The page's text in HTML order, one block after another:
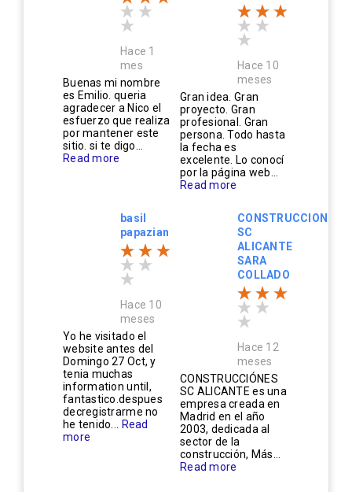
Hace 1
mes
Buenas mi nombre
es Emilio. queria
agradecer a Nico el
esfuerzo que realiza
por mantener este
sitio. si te digo...
Read more
Hace 10
meses
Gran idea. Gran
proyecto. Gran
profesional. Gran
persona. Todo hasta
la fecha es
excelente. Lo conocí
por la página web...
Read more
basil
papazian
Hace 10
meses
Yo he visitado el
website antes del
Domingo 27 Oct, y
tenia muchas
information until,
fantastico.despues
decregistrarme no
he tenido...
Read
more
CONSTRUCCIONES
SC
ALICANTE
SARA
COLLADO
Hace 12
meses
CONSTRUCCIÓNES
SC ALICANTE es una
empresa creada en
Madrid en el año
2003, dedicada al
sector de la
construcción, Más...
Read more